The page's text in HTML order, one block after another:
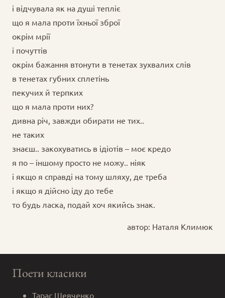
і відчувала як на душі тепліє
що я мала проти їхньої зброї
окрім мрії
і почуттів
окрім бажання втонути в тенетах зухвалих слів
в тенетах губних сплетінь
пекучих й терпких
що я мала проти них?
дивна річ, завжди обирати не тих..
не таких
знаєш.. закохуватись в ідіотів – моє кредо
я по – іншому просто не можу.. ніяк
і якщо я справді на тому шляху, де треба
і якщо я дійсно іду до тебе
то будь ласка, подай хоч якийсь знак.
автор: Наталя Климюк
Поети класики
Тарас Шевченко